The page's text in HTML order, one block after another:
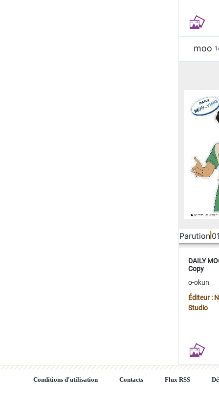
moo
Parution
DAILY
Copy
o-okun
Éditeur :
Studio
Conditions d'utilisation Contacts Flux RSS